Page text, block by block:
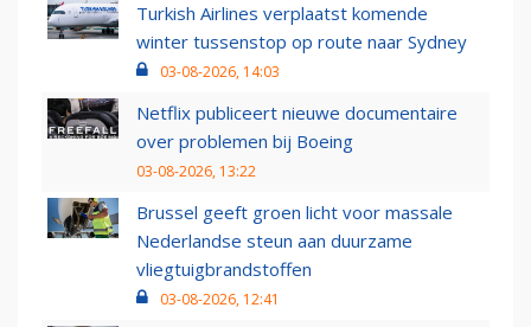
Turkish Airlines verplaatst komende
winter tussenstop op route naar Sydney
03-08-2026, 14:03
Netflix publiceert nieuwe documentaire
over problemen bij Boeing
03-08-2026, 13:22
Brussel geeft groen licht voor massale
Nederlandse steun aan duurzame
vliegtuigbrandstoffen
03-08-2026, 12:41